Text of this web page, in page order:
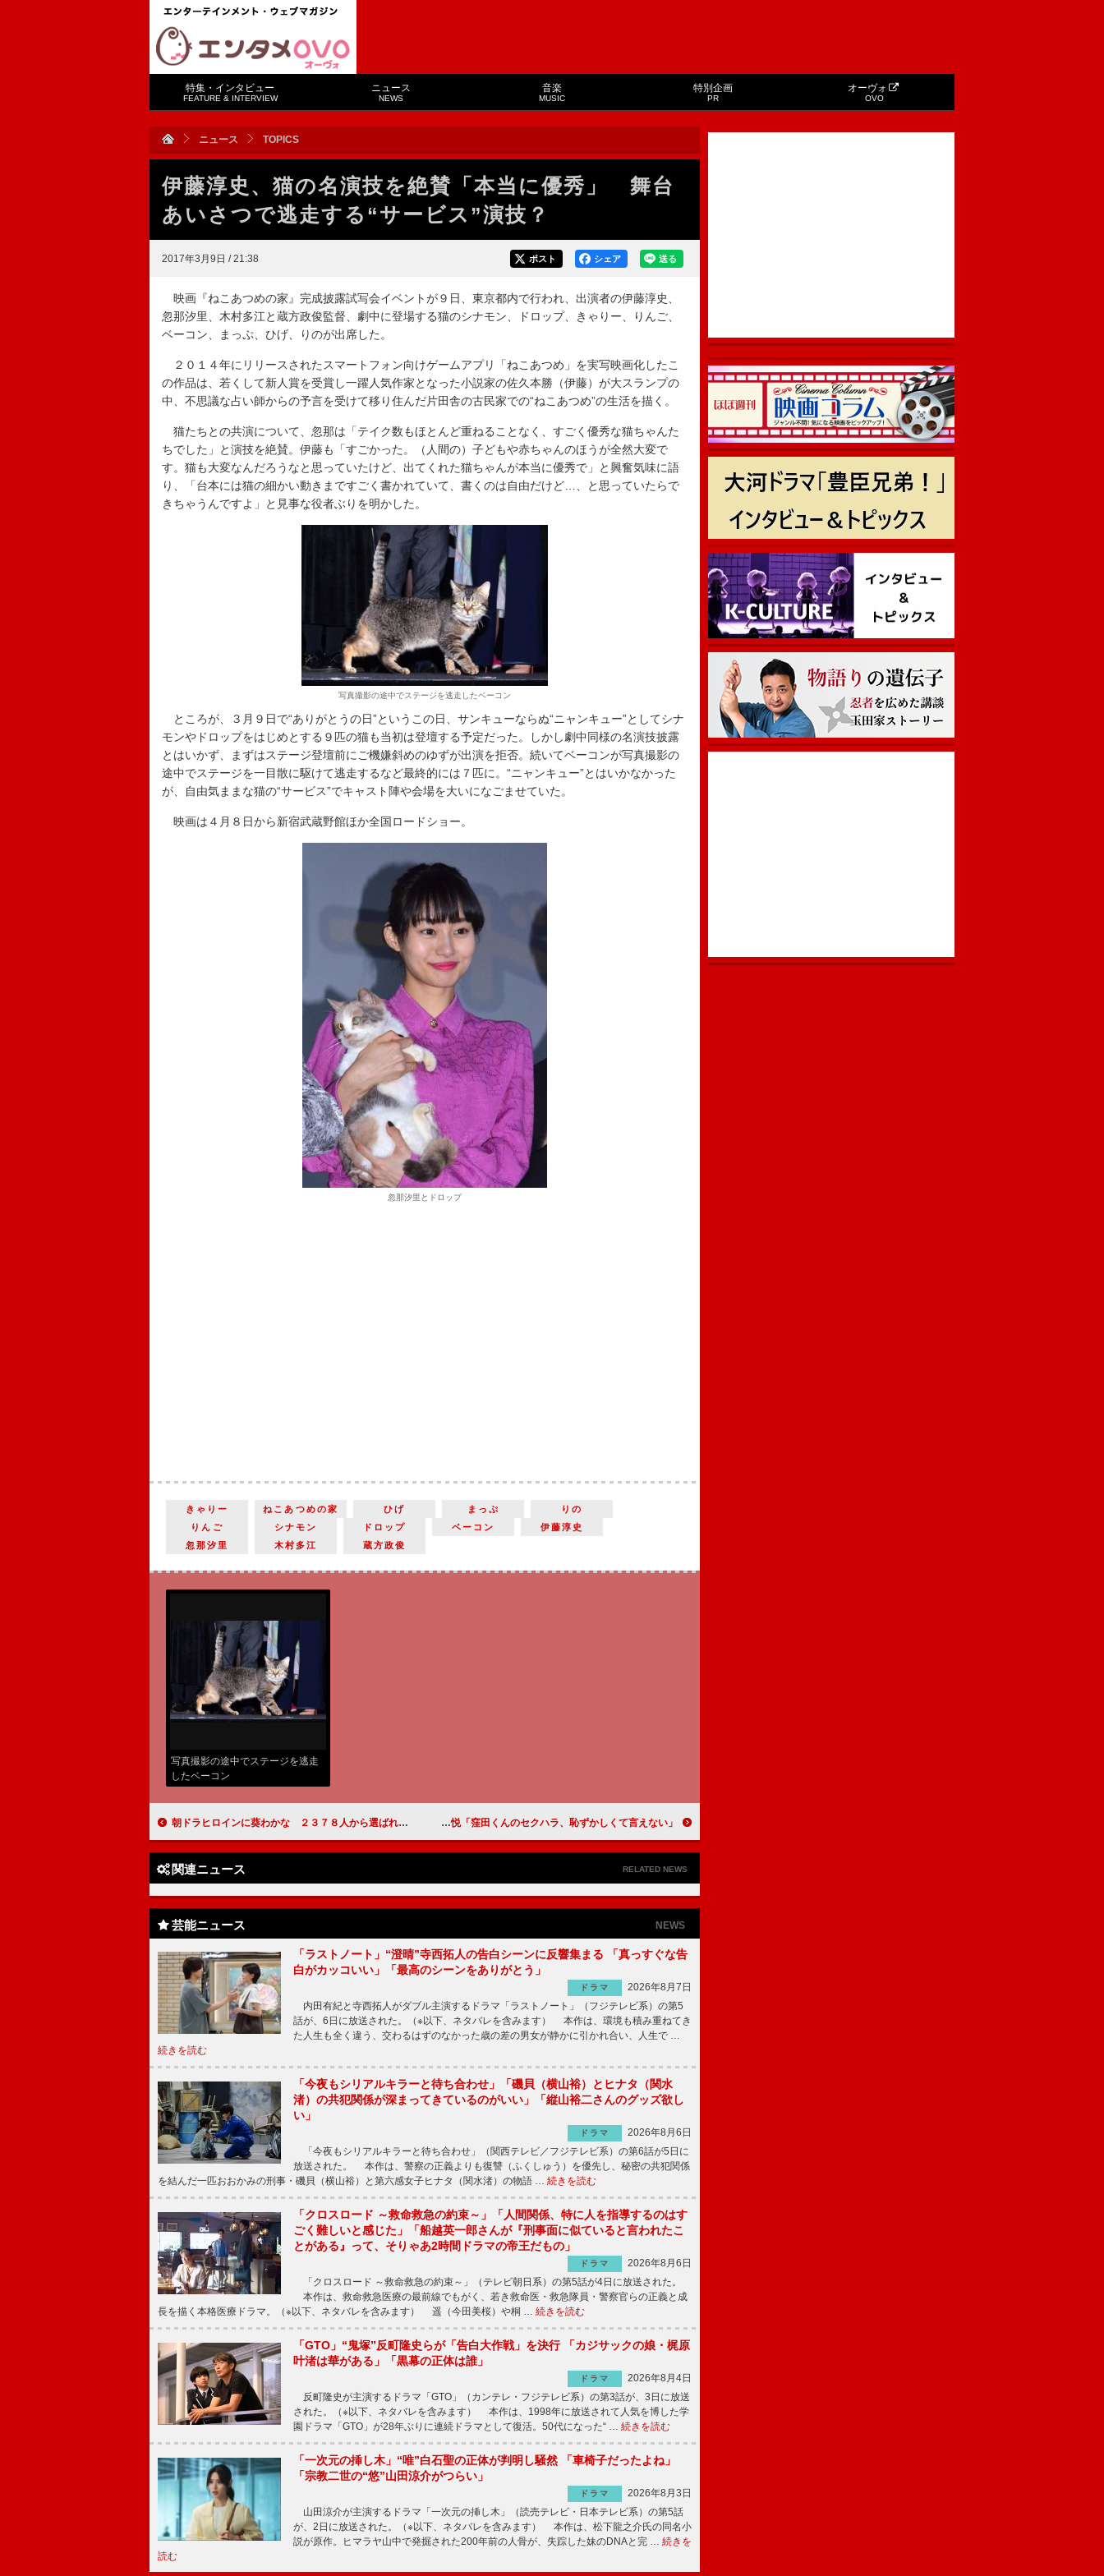
特集・インタビュー
FEATURE & INTERVIEW
ニュース
NEWS
音楽
MUSIC
特別企画
PR
オーヴォ
OVO
ニュース TOPICS
伊藤淳史、猫の名演技を絶賛「本当に優秀」 舞台
あいさつで逃走する“サービス”演技？
2017年3月9日 / 21:38 送る
シェア
ポスト
映画『ねこあつめの家』完成披露試写会イベントが９日、東京都内で行われ、出演者の伊藤淳史、
忽那汐里、木村多江と蔵方政俊監督、劇中に登場する猫のシナモン、ドロップ、きゃりー、りんご、
ベーコン、まっぷ、ひげ、りのが出席した。
２０１４年にリリースされたスマートフォン向けゲームアプリ「ねこあつめ」を実写映画化したこ
の作品は、若くして新人賞を受賞し一躍人気作家となった小説家の佐久本勝（伊藤）が大スランプの
中、不思議な占い師からの予言を受けて移り住んだ片田舎の古民家での“ねこあつめ”の生活を描く。
猫たちとの共演について、忽那は「テイク数もほとんど重ねることなく、すごく優秀な猫ちゃんた
ちでした」と演技を絶賛。伊藤も「すごかった。（人間の）子どもや赤ちゃんのほうが全然大変で
す。猫も大変なんだろうなと思っていたけど、出てくれた猫ちゃんが本当に優秀で」と興奮気味に語
り、「台本には猫の細かい動きまですごく書かれていて、書くのは自由だけど…、と思っていたらで
きちゃうんですよ」と見事な役者ぶりを明かした。
写真撮影の途中でステージを逃走したベーコン
ところが、３月９日で“ありがとうの日”というこの日、サンキューならぬ“ニャンキュー”としてシナ
モンやドロップをはじめとする９匹の猫も当初は登壇する予定だった。しかし劇中同様の名演技披露
とはいかず、まずはステージ登壇前にご機嫌斜めのゆずが出演を拒否。続いてベーコンが写真撮影の
途中でステージを一目散に駆けて逃走するなど最終的には７匹に。“ニャンキュー”とはいかなかった
が、自由気ままな猫の“サービス”でキャスト陣や会場を大いになごませていた。
映画は４月８日から新宿武蔵野館ほか全国ロードショー。
忽那汐里とドロップ
きゃりー ねこあつめの家 ひげ まっぷ
りの
りんご
シナモン ドロップ ベーコン
伊藤淳史
忽那汐里
木村多江 蔵方政俊
写真撮影の途中でステージを逃走
したベーコン
朝ドラヒロインに葵わかな ２３７８人から選ばれ「夢のよう」 窪田正孝「男同士、肌で感じ合えた」 小澤征悦「窪田くんのセクハラ、恥ずかしくて言えない」
関連ニュース RELATED NEWS
芸能ニュース NEWS
「ラストノート」“澄晴”寺西拓人の告白シーンに反響集まる 「真っすぐな告
白がカッコいい」「最高のシーンをありがとう」
ドラマ
2026年8月7日
内田有紀と寺西拓人がダブル主演するドラマ「ラストノート」（フジテレビ系）の第5
話が、6日に放送された。（※以下、ネタバレを含みます） 本作は、環境も積み重ねてき
た人生も全く違う、交わるはずのなかった歳の差の男女が静かに引かれ合い、人生で …
続きを読む
「今夜もシリアルキラーと待ち合わせ」「磯貝（横山裕）とヒナタ（関水
渚）の共犯関係が深まってきているのがいい」「縦山裕二さんのグッズ欲し
い」
ドラマ
2026年8月6日
「今夜もシリアルキラーと待ち合わせ」（関西テレビ／フジテレビ系）の第6話が5日に
放送された。 本作は、警察の正義よりも復讐（ふくしゅう）を優先し、秘密の共犯関係
を結んだ一匹おおかみの刑事・磯貝（横山裕）と第六感女子ヒナタ（関水渚）の物語 … 続きを読む
「クロスロード ～救命救急の約束～」「人間関係、特に人を指導するのはす
ごく難しいと感じた」「船越英一郎さんが『刑事面に似ていると言われたこ
とがある』って、そりゃあ2時間ドラマの帝王だもの」
ドラマ
2026年8月6日
「クロスロード ～救命救急の約束～」（テレビ朝日系）の第5話が4日に放送された。
本作は、救命救急医療の最前線でもがく、若き救命医・救急隊員・警察官らの正義と成
長を描く本格医療ドラマ。（※以下、ネタバレを含みます） 遥（今田美桜）や桐 … 続きを読む
「GTO」“鬼塚”反町隆史らが「告白大作戦」を決行 「カジサックの娘・梶原
叶渚は華がある」「黒幕の正体は誰」
ドラマ
2026年8月4日
反町隆史が主演するドラマ「GTO」（カンテレ・フジテレビ系）の第3話が、3日に放送
された。（※以下、ネタバレを含みます） 本作は、1998年に放送されて人気を博した学
園ドラマ「GTO」が28年ぶりに連続ドラマとして復活。50代になった“ … 続きを読む
「一次元の挿し木」“唯”白石聖の正体が判明し騒然 「車椅子だったよね」
「宗教二世の“悠”山田涼介がつらい」
ドラマ
2026年8月3日
山田涼介が主演するドラマ「一次元の挿し木」（読売テレビ・日本テレビ系）の第5話
が、2日に放送された。（※以下、ネタバレを含みます） 本作は、松下龍之介氏の同名小
説が原作。ヒマラヤ山中で発掘された200年前の人骨が、失踪した妹のDNAと完 … 続きを
読む